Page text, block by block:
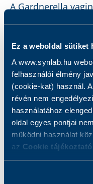
Ez a weboldal sütiket
A www.synlab.hu
felhasználói élmény
(cookie-kat) használ.
révén nem
használatához
oldal egyes pontjai
működni használat
az Cookie tájékoztató
A Gardnerella
Kapcsolódó